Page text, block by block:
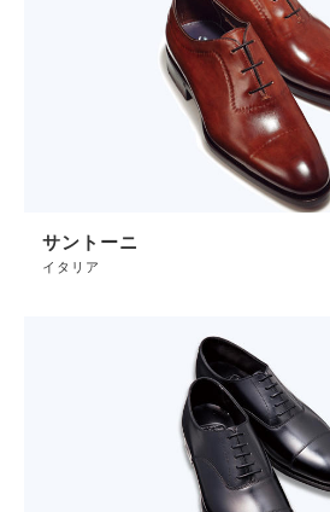
サントーニ
イタリア